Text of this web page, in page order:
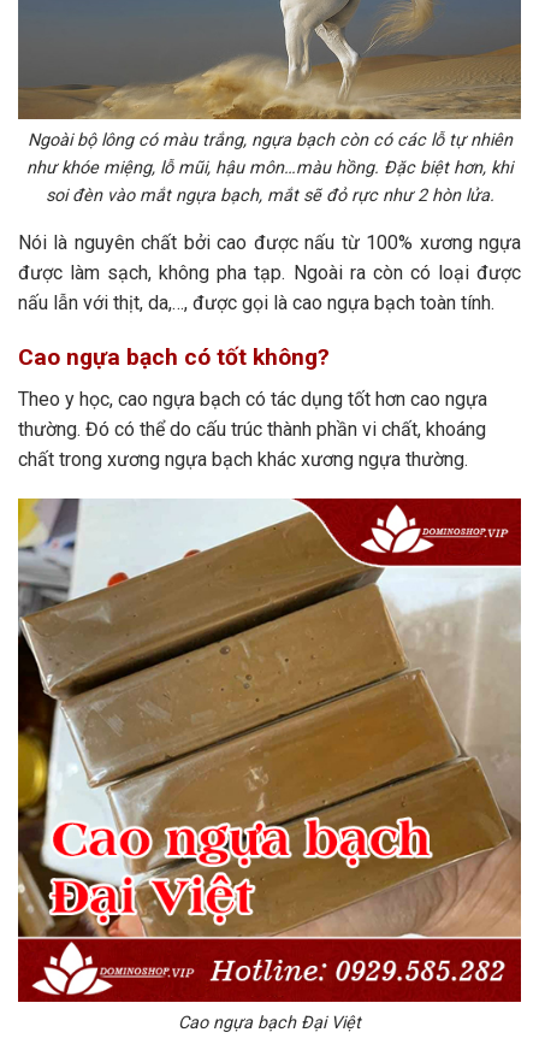
Ngoài bộ lông có màu trắng, ngựa bạch còn có các lỗ tự nhiên
như khóe miệng, lỗ mũi, hậu môn…màu hồng. Đặc biệt hơn, khi
soi đèn vào mắt ngựa bạch, mắt sẽ đỏ rực như 2 hòn lửa.
Nói là nguyên chất bởi cao được nấu từ 100% xương ngựa
được làm sạch, không pha tạp. Ngoài ra còn có loại được
nấu lẫn với thịt, da,…, được gọi là cao ngựa bạch toàn tính.
Cao ngựa bạch có tốt không?
Theo y học, cao ngựa bạch có tác dụng tốt hơn cao ngựa
thường. Đó có thể do cấu trúc thành phần vi chất, khoáng
chất trong xương ngựa bạch khác xương ngựa thường.
Cao ngựa bạch Đại Việt